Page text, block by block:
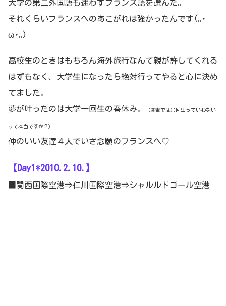
大学の第二外国語も迷わずフランス語を選んだ。
それくらいフランスへのあこがれは強かったんです(｡･
ω･｡)
高校生のときはもちろん海外旅行なんて親が許してくれる
はずもなく、大学生になったら絶対行ってやると心に決め
てました。
夢が叶ったのは大学一回生の春休み。
（関東では○回生っていわない
って本当ですか？）
仲のいい友達４人でいざ念願のフランスへ♡
【Day1*2010.2.10.】
■関西国際空港⇒仁川国際空港⇒シャルルドゴール空港